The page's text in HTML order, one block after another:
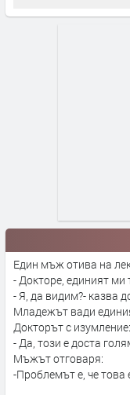
Един мъж отива на
- Докторе, единият ми
- Я, да видим?- казва
Младежът вади
Докторът с изумление:
- Да, този е доста
Мъжът отговаря:
-Проблемът е, че това